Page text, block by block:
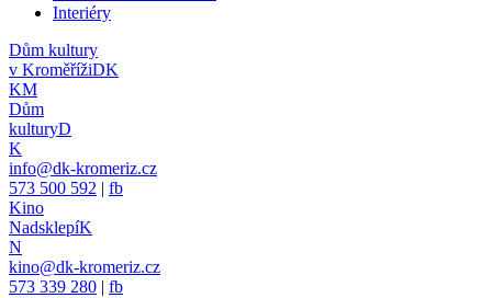
Interiéry
Dům kultury
v KroměřížiDK
KM
Dům
kulturyD
K
info@dk-kromeriz.cz
573 500 592 | fb
Kino
NadsklepíK
N
kino@dk-kromeriz.cz
573 339 280 | fb